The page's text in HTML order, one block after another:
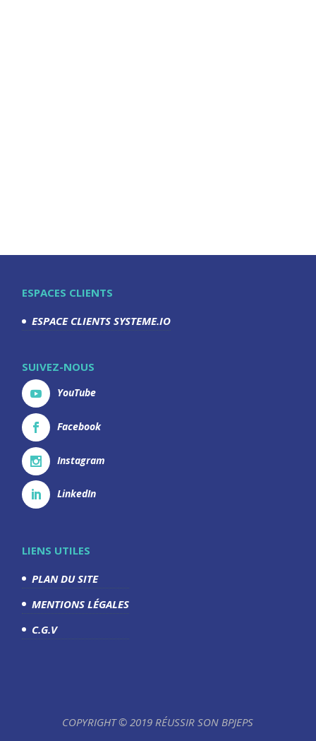
ESPACES CLIENTS
ESPACE CLIENTS SYSTEME.IO
SUIVEZ-NOUS
YouTube
Facebook
Instagram
LinkedIn
LIENS UTILES
PLAN DU SITE
MENTIONS LÉGALES
C.G.V
COPYRIGHT © 2019 RÉUSSIR SON BPJEPS